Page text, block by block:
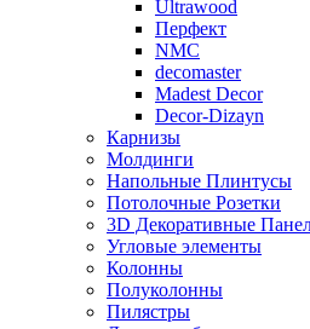
Ultrawood
Перфект
NMC
decomaster
Madest Decor
Decor-Dizayn
Карнизы
Молдинги
Напольные Плинтусы
Потолочные Розетки
3D Декоративные
Угловые элементы
Колонны
Полуколонны
Пилястры